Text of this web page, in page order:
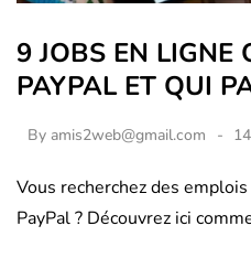
9 JOBS EN LIGNE
PAYPAL ET QUI
By amis2web@gmail.com
Vous recherchez des
PayPal ? Découvrez ici